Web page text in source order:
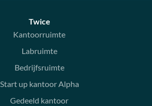
Twice
Kantoorruimte
Labruimte
Bedrijfsruimte
Start up kantoor Alpha
Gedeeld kantoor